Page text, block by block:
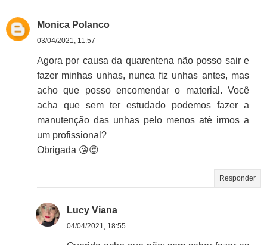
Monica Polanco
03/04/2021, 11:57
Agora por causa da quarentena não posso sair e
fazer minhas unhas, nunca fiz unhas antes, mas
acho que posso encomendar o material. Você
acha que sem ter estudado podemos fazer a
manutenção das unhas pelo menos até irmos a
um profissional?
Obrigada 😘😍
Responder
Lucy Viana
04/04/2021, 18:55